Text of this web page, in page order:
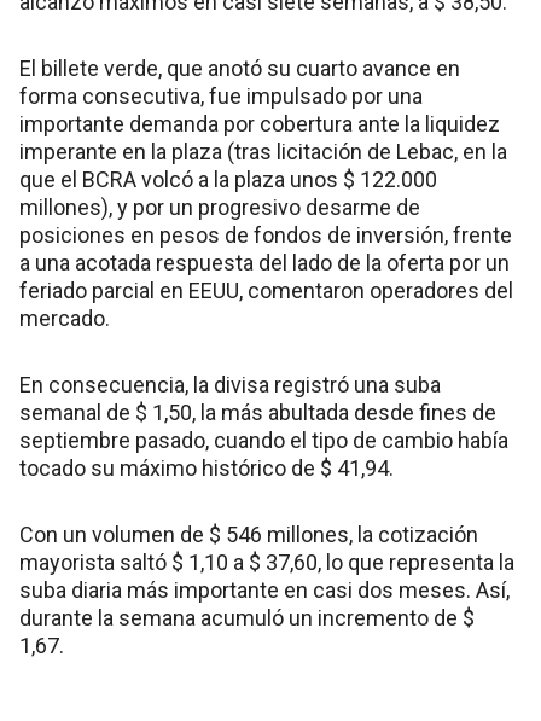
El billete verde, que anotó su cuarto avance en
forma consecutiva, fue impulsado por una
importante demanda por cobertura ante la liquidez
imperante en la plaza (tras licitación de Lebac, en la
que el BCRA volcó a la plaza unos $ 122.000
millones), y por un progresivo desarme de
posiciones en pesos de fondos de inversión, frente
a una acotada respuesta del lado de la oferta por un
feriado parcial en EEUU, comentaron operadores del
mercado.
En consecuencia, la divisa registró una suba
semanal de $ 1,50, la más abultada desde fines de
septiembre pasado, cuando el tipo de cambio había
tocado su máximo histórico de $ 41,94.
Con un volumen de $ 546 millones, la cotización
mayorista saltó $ 1,10 a $ 37,60, lo que representa la
suba diaria más importante en casi dos meses. Así,
durante la semana acumuló un incremento de $
1,67.